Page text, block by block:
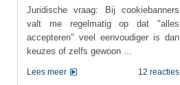
Juridische vraag: Bij cookiebanners
valt me regelmatig op dat "alles
accepteren" veel eenvoudiger is dan
keuzes of zelfs gewoon ...
12 reacties
Lees meer